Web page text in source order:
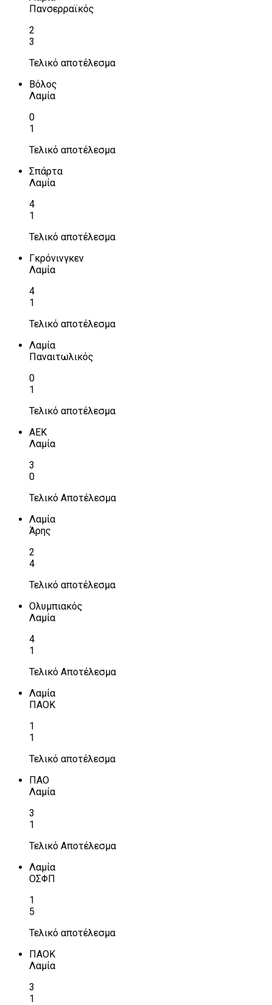
Πανσερραϊκός
2
3
Τελικό αποτέλεσμα
Βόλος
Λαμία
0
1
Τελικό αποτέλεσμα
Σπάρτα
Λαμία
4
1
Τελικό αποτέλεσμα
Γκρόνινγκεν
Λαμία
4
1
Τελικό αποτέλεσμα
Λαμία
Παναιτωλικός
0
1
Τελικό αποτέλεσμα
ΑΕΚ
Λαμία
3
0
Τελικό Αποτέλεσμα
Λαμία
Άρης
2
4
Τελικό αποτέλεσμα
Ολυμπιακός
Λαμία
4
1
Τελικό Αποτέλεσμα
Λαμία
ΠΑΟΚ
1
1
Τελικό αποτέλεσμα
ΠΑΟ
Λαμία
3
1
Τελικό Αποτέλεσμα
Λαμία
ΟΣΦΠ
1
5
Τελικό αποτέλεσμα
ΠΑΟΚ
Λαμία
3
1